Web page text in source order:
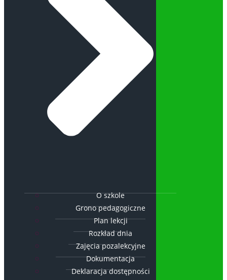
O szkole
Grono pedagogiczne
Plan lekcji
Rozkład dnia
Zajęcia pozalekcyjne
Dokumentacja
Deklaracja dostępności